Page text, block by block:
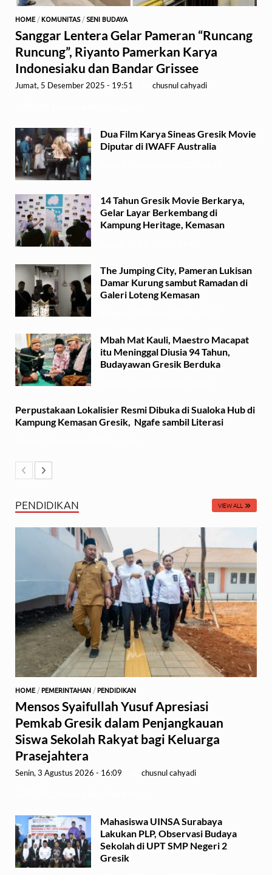
HOME / KOMUNITAS/ SENI BUDAYA
Sanggar Lentera Gelar Pameran “Runcang
Runcung”, Riyanto Pamerkan Karya
Indonesiaku dan Bandar Grissee
Jumat, 5 Desember 2025 - 19:51 chusnul cahyadi
Dua Film Karya Sineas Gresik Movie
Diputar di IWAFF Australia
14 Tahun Gresik Movie Berkarya,
Gelar Layar Berkembang di
Kampung Heritage, Kemasan
The Jumping City, Pameran Lukisan
Damar Kurung sambut Ramadan di
Galeri Loteng Kemasan
Mbah Mat Kauli, Maestro Macapat
itu Meninggal Diusia 94 Tahun,
Budayawan Gresik Berduka
Perpustakaan Lokalisier Resmi Dibuka di Sualoka Hub di
Kampung Kemasan Gresik, Ngafe sambil Literasi
PENDIDIKAN VIEW ALL
HOME /PEMERINTAHAN /PENDIDIKAN
Mensos Syaifullah Yusuf Apresiasi
Pemkab Gresik dalam Penjangkauan
Siswa Sekolah Rakyat bagi Keluarga
Prasejahtera
Senin, 3 Agustus 2026 - 16:09 chusnul cahyadi
Mahasiswa UINSA Surabaya
Lakukan PLP, Observasi Budaya
Sekolah di UPT SMP Negeri 2
Gresik